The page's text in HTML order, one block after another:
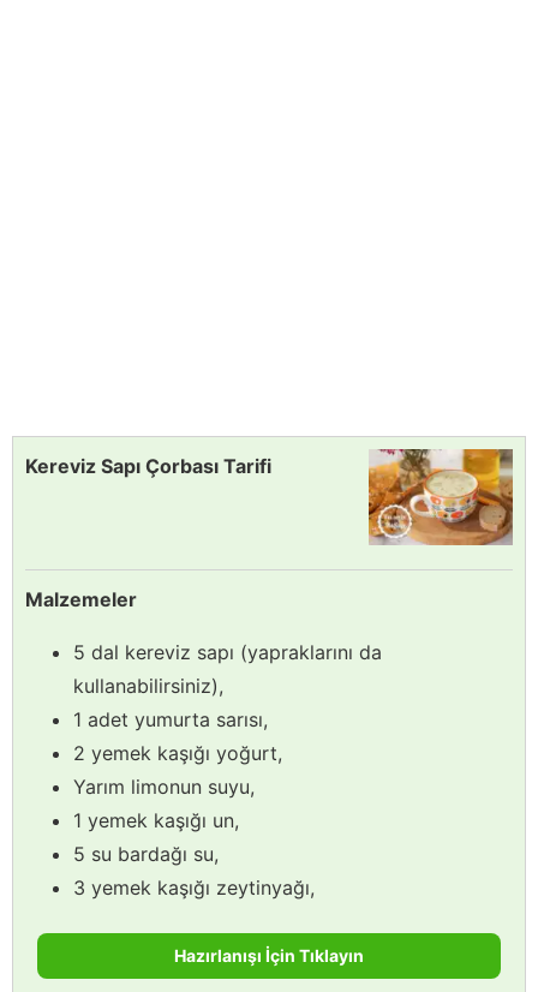
Kereviz Sapı Çorbası Tarifi
Malzemeler
5 dal kereviz sapı (yapraklarını da
kullanabilirsiniz),
1 adet yumurta sarısı,
2 yemek kaşığı yoğurt,
Yarım limonun suyu,
1 yemek kaşığı un,
5 su bardağı su,
3 yemek kaşığı zeytinyağı,
Hazırlanışı İçin Tıklayın